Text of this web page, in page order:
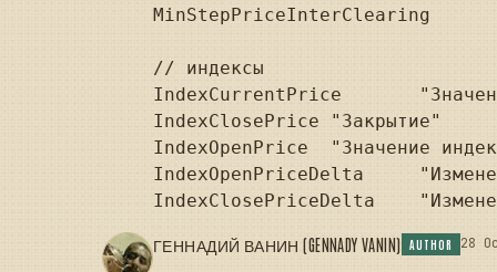
MinStepPriceInterClearing	"Стоимость шага цены для промклиринга"	typeof(decimal));
// индексы
IndexCurrentPrice	"Значение"	typeof(decimal));
IndexClosePrice	"Закрытие"	typeof(decimal));
IndexOpenPrice	"Значение индекса на момент открытия торгов"	typeof(decimal));
IndexOpenPriceDelta	"Изменение текущего индекса по сравнению со значением открытия"	typeof(decimal));
ГЕННАДИЙ ВАНИН (GENNADY VANIN) AUTHOR 28